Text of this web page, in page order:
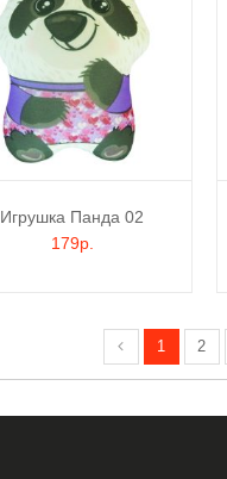
Игрушка Панда 02
179р.
1 2